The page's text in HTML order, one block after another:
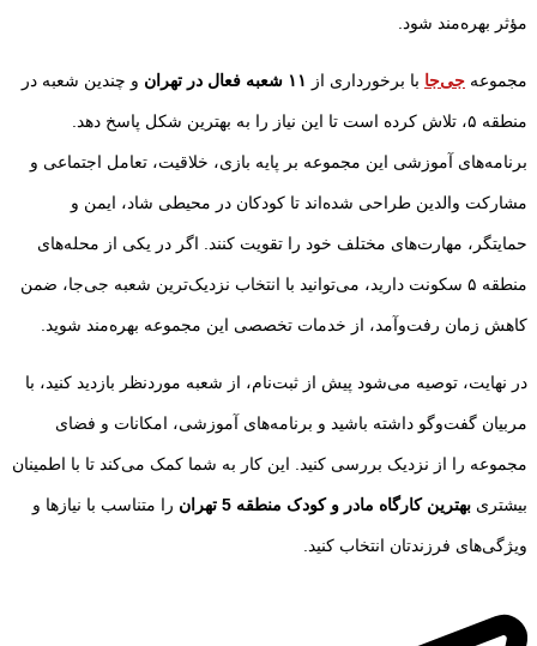
مؤثر بهره‌مند شود.
مجموعه جی‌جا با برخورداری از ۱۱ شعبه فعال در تهران و چندین شعبه در
منطقه ۵، تلاش کرده است تا این نیاز را به بهترین شکل پاسخ دهد.
برنامه‌های آموزشی این مجموعه بر پایه بازی، خلاقیت، تعامل اجتماعی و
مشارکت والدین طراحی شده‌اند تا کودکان در محیطی شاد، ایمن و
حمایتگر، مهارت‌های مختلف خود را تقویت کنند. اگر در یکی از محله‌های
منطقه ۵ سکونت دارید، می‌توانید با انتخاب نزدیک‌ترین شعبه جی‌جا، ضمن
کاهش زمان رفت‌وآمد، از خدمات تخصصی این مجموعه بهره‌مند شوید.
در نهایت، توصیه می‌شود پیش از ثبت‌نام، از شعبه موردنظر بازدید کنید، با
مربیان گفت‌وگو داشته باشید و برنامه‌های آموزشی، امکانات و فضای
مجموعه را از نزدیک بررسی کنید. این کار به شما کمک می‌کند تا با اطمینان
بیشتری بهترین کارگاه مادر و کودک منطقه 5 تهران را متناسب با نیازها و
ویژگی‌های فرزندتان انتخاب کنید.